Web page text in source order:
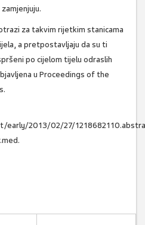
za takvim rijetkim stanicama
a pretpostavljaju da su ti
po cijelom tijelu odraslih
u Proceedings of the
early/2013/02/27/